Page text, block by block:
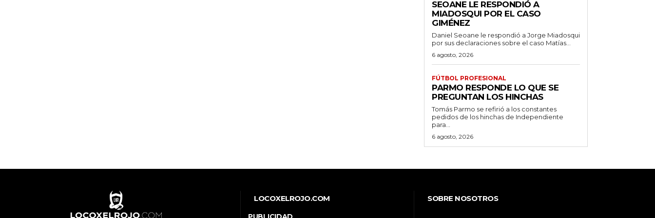
SEOANE LE RESPONDIÓ A
MIADOSQUI POR EL CASO
GIMÉNEZ
Daniel Seoane le respondió a Jorge Miadosqui
por sus declaraciones sobre el caso Matías...
6 agosto, 2026
FÚTBOL PROFESIONAL
PARMO RESPONDE LO QUE SE
PREGUNTAN LOS HINCHAS
Tomás Parmo se refirió a los constantes
pedidos de los hinchas de Independiente
para...
6 agosto, 2026
LOCOXELROJO.COM SOBRE NOSOTROS